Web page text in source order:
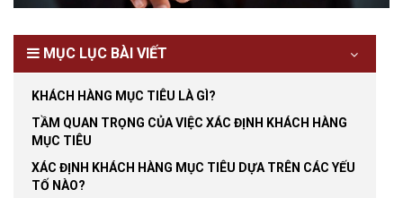
MỤC LỤC BÀI VIẾT
KHÁCH HÀNG MỤC TIÊU LÀ GÌ?
TẦM QUAN TRỌNG CỦA VIỆC XÁC ĐỊNH KHÁCH HÀNG
MỤC TIÊU
XÁC ĐỊNH KHÁCH HÀNG MỤC TIÊU DỰA TRÊN CÁC YẾU
TỐ NÀO?